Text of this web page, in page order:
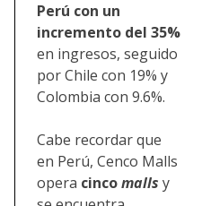
Perú con un
incremento del 35%
en ingresos, seguido
por Chile con 19% y
Colombia con 9.6%.
Cabe recordar que
en Perú, Cenco Malls
opera cincomalls y